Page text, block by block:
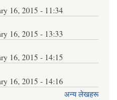
16, 2015 - 11:34
16, 2015 - 13:33
16, 2015 - 14:15
16, 2015 - 14:16
अन्य लेखहरू